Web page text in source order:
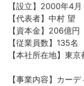
【設立】2000年4月
【代表者】中村 望
【資本金】206億円
【従業員数】135名
【本社所在地】東
【事業内容】カー